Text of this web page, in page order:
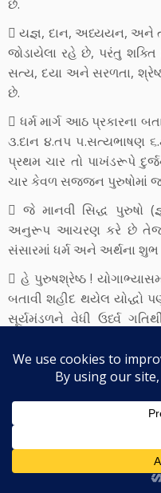
છે.
 યજ્ઞ, દાન, અધ્યયન, અને
જોડાયેલા રહે છે, પરંતુ
સત્ય, દયા અને સરળતા,
છે.
 ધર્મ માર્ગ આઠ પ્રકારના
૩.દાન ૪.તપ ૫.સત્યભાષણ
પ્રથમ ચાર તો પાખંડરૂપે
ચાર કેવળ સજ્જન પુરુષોમાં
 જે માનવી સિદ્ધ પુરુષો
અનુરૂપ આચરણ કરે છે તેજ
સંસારમાં ધર્મ અને અર્થના શુભ
 હે પુરુષશ્રેષ્ઠ !
બતાવી શહીદ થયેલ યોદ્ધો
સૂર્યમંડળને વેધી ઉર્ધ્વ
દે છે.
 દૂરદર્શી બુદ્ધિ, ઊંચું કૂળ,
ક્ષમતા, જ્ઞાન જિજ્ઞાસા,
ઉપકારી પ્રત્યે
ફેલાવનાર છે.
 બુદ્ધિ, ઊંચું કૂળ, હૃદય તથા